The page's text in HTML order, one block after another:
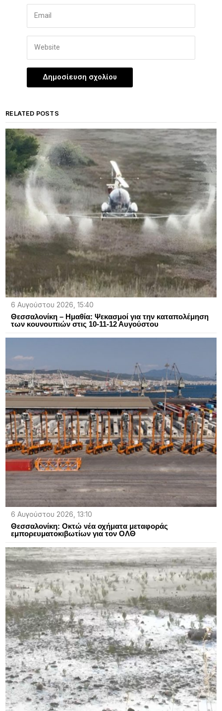
RELATED POSTS
6 Αυγούστου 2026, 15:40
Θεσσαλονίκη – Ημαθία: Ψεκασμοί για την καταπολέμηση
των κουνουπιών στις 10-11-12 Αυγούστου
6 Αυγούστου 2026, 13:10
Θεσσαλονίκη: Οκτώ νέα οχήματα μεταφοράς
εμπορευματοκιβωτίων για τον ΟΛΘ